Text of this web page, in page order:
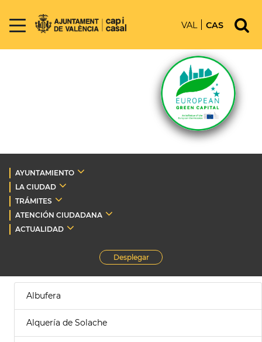
VAL CAS
AYUNTAMIENTO
LA CIUDAD
TRÁMITES
ATENCIÓN CIUDADANA
ACTUALIDAD
Desplegar
Albufera
Alquería de Solache